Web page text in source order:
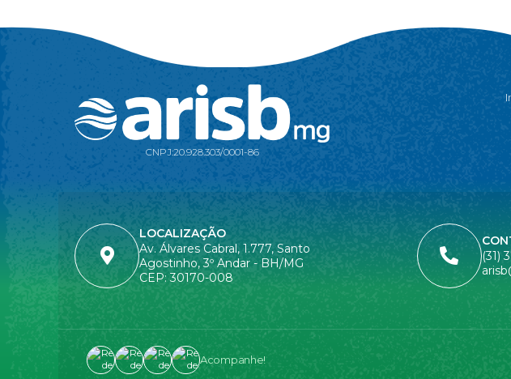
CNPJ:20.928.303/0001-86
LOCALIZAÇÃO
Av. Álvares Cabral, 1.777, Santo
Agostinho, 3º Andar - BH/MG
CEP: 30170-008
(31)
Acompanhe!